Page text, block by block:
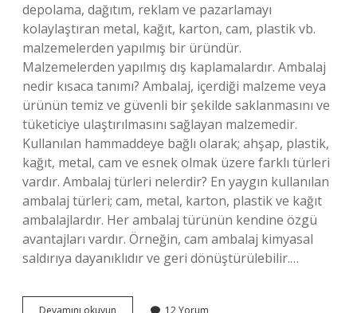
depolama, dağıtım, reklam ve pazarlamayı
kolaylaştıran metal, kağıt, karton, cam, plastik vb.
malzemelerden yapılmış bir üründür.
Malzemelerden yapılmış dış kaplamalardır. Ambalaj
nedir kısaca tanımı? Ambalaj, içerdiği malzeme veya
ürünün temiz ve güvenli bir şekilde saklanmasını ve
tüketiciye ulaştırılmasını sağlayan malzemedir.
Kullanılan hammaddeye bağlı olarak; ahşap, plastik,
kağıt, metal, cam ve esnek olmak üzere farklı türleri
vardır. Ambalaj türleri nelerdir? En yaygın kullanılan
ambalaj türleri; cam, metal, karton, plastik ve kağıt
ambalajlardır. Her ambalaj türünün kendine özgü
avantajları vardır. Örneğin, cam ambalaj kimyasal
saldırıya dayanıklıdır ve geri dönüştürülebilir.…
Devamını okuyun Ambalaj
12 Yorum